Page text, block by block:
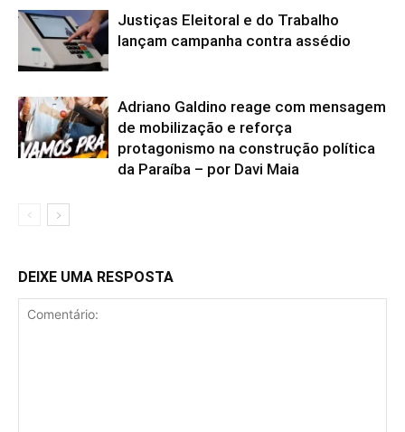
Justiças Eleitoral e do Trabalho
lançam campanha contra assédio
Adriano Galdino reage com mensagem
de mobilização e reforça
protagonismo na construção política
da Paraíba – por Davi Maia
DEIXE UMA RESPOSTA